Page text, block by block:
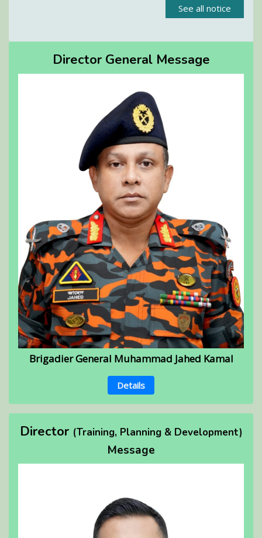
See all notice
Director General Message
Brigadier General Muhammad Jahed Kamal
Details
Director (Training, Planning & Development)
Message